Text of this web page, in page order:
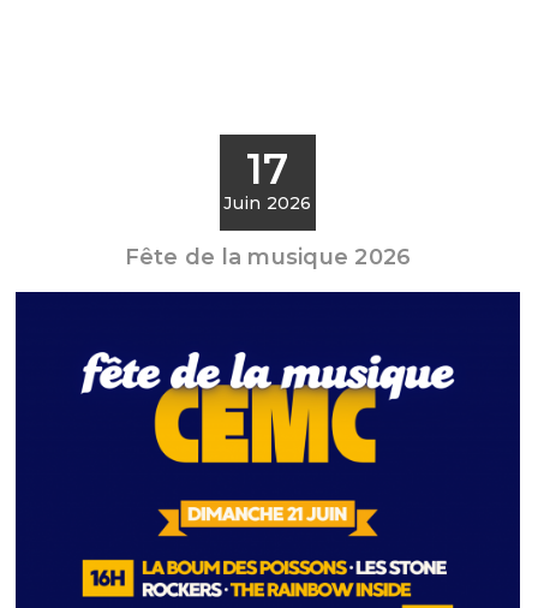
17
Juin 2026
Fête de la musique 2026